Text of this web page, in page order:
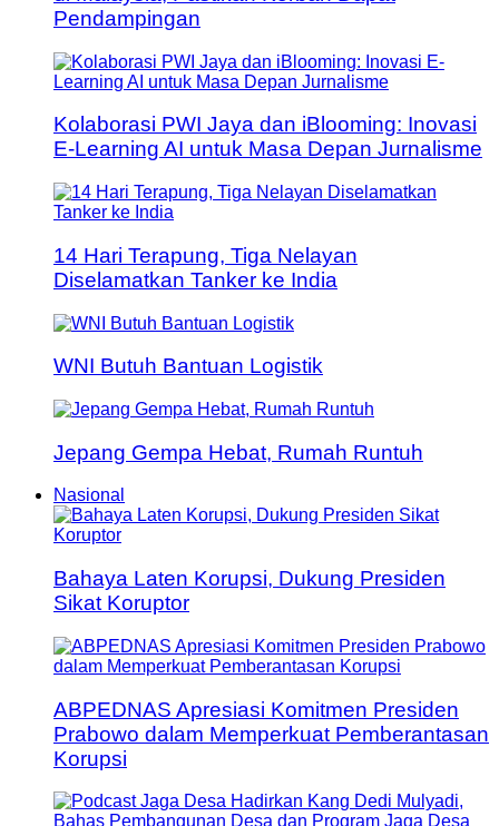
Pendampingan
Kolaborasi PWI Jaya dan iBlooming: Inovasi
E-Learning AI untuk Masa Depan Jurnalisme
14 Hari Terapung, Tiga Nelayan
Diselamatkan Tanker ke India
WNI Butuh Bantuan Logistik
Jepang Gempa Hebat, Rumah Runtuh
Nasional
Bahaya Laten Korupsi, Dukung Presiden
Sikat Koruptor
ABPEDNAS Apresiasi Komitmen Presiden
Prabowo dalam Memperkuat Pemberantasan
Korupsi